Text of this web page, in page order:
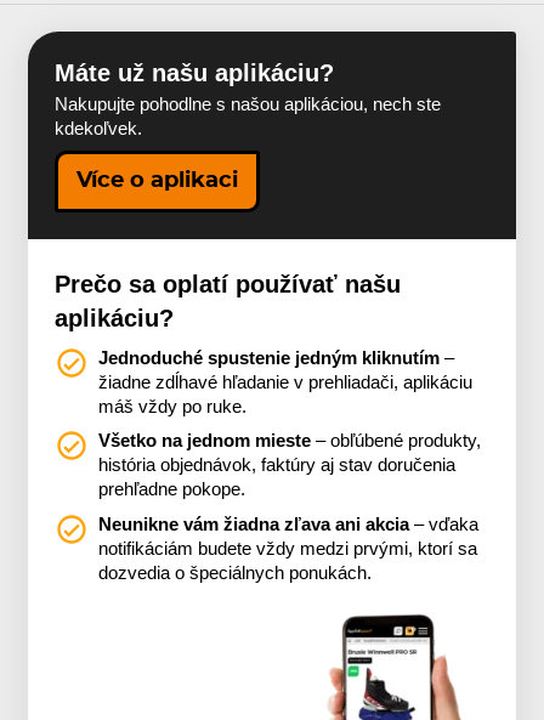
Máte už našu aplikáciu?
Nakupujte pohodlne s našou aplikáciou, nech ste
kdekoľvek.
Více o aplikaci
Prečo sa oplatí používať našu
aplikáciu?
Jednoduché spustenie jedným kliknutím –
žiadne zdĺhavé hľadanie v prehliadači, aplikáciu
máš vždy po ruke.
Všetko na jednom mieste – obľúbené produkty,
história objednávok, faktúry aj stav doručenia
prehľadne pokope.
Neunikne vám žiadna zľava ani akcia– vďaka
notifikáciám budete vždy medzi prvými, ktorí sa
dozvedia o špeciálnych ponukách.